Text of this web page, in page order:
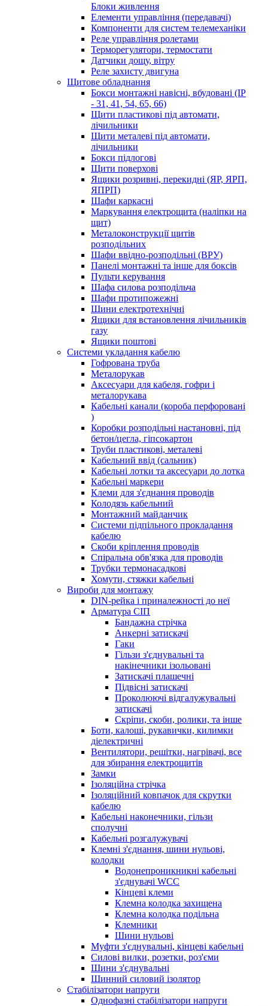
Блоки живлення
Елементи управління (передавачі)
Компоненти для систем телемеханіки
Реле управління ролетами
Терморегулятори, термостати
Датчики дощу, вітру
Реле захисту двигуна
Щитове обладнання
Бокси монтажні навісні, вбудовані (IP
- 31, 41, 54, 65, 66)
Щити пластикові під автомати,
лічильники
Щити металеві під автомати,
лічильники
Бокси підлогові
Щити поверхові
Ящики розривні, перекидні (ЯР, ЯРП,
ЯПРП)
Шафи каркасні
Маркування електрощита (наліпки на
щит)
Металоконструкції щитів
розподільних
Шафи ввідно-розподільні (ВРУ)
Панелі монтажні та інше для боксів
Пульти керування
Шафа силова розподільча
Шафи протипожежні
Шини електротехнічні
Ящики для встановлення лічильників
газу
Ящики поштові
Системи укладання кабелю
Гофрована труба
Металорукав
Аксесуари для кабеля, гофри і
металорукава
Кабельні канали (короба перфоровані
)
Коробки розподільні настановні, під
бетон/цегла, гіпсокартон
Труби пластикові, металеві
Кабельний ввід (сальник)
Кабельні лотки та аксесуари до лотка
Кабельні маркери
Клеми для з'єднання проводів
Колодязь кабельний
Монтажний майданчик
Системи підпільного прокладання
кабелю
Скоби кріплення проводів
Спіральна обв'язка для проводів
Трубки термонасадкові
Хомути, стяжки кабельні
Вироби для монтажу
DIN-рейка і приналежності до неї
Арматура СІП
Бандажна стрічка
Анкерні затискачі
Гаки
Гільзи з'єднувальні та
накінечники ізольовані
Затискачі плашечні
Підвісні затискачі
Проколюючі відгалужувальні
затискачі
Скріпи, скоби, ролики, та інше
Боти, калоші, рукавички, килимки
діелектричні
Вентилятори, решітки, нагрівачі, все
для збирання електрощитів
Замки
Ізоляційна стрічка
Ізоляційний ковпачок для скрутки
кабелю
Кабельні наконечники, гільзи
сполучні
Кабельні розгалужувачі
Клемні з'єднання, шини нульові,
колодки
Водонепроникникнi кабельнi
з'єднувачi WCC
Кінцеві клеми
Клемна колодка захищена
Клемна колодка подільна
Клемники
Шини нульові
Муфти з'єднувальні, кінцеві кабельні
Силові вилки, розетки, роз'єми
Шини з'єднувальні
Шинний силовий ізолятор
Стабілізатори напруги
Однофазні стабілізатори напруги